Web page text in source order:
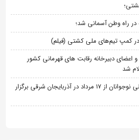
در راه وطن آسمانی شد؛
کمپ تیم‌های ملی کشتی (فیلم)
اعضای دبیرخانه رقابت های قهرمانی کشور
شد
اردوی تیم ملی کشتی ساحلی نوجوانان از 17 مرداد در آذربایجان شرقی برگزار